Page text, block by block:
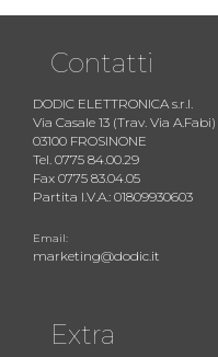
Contatti
DODIC ELETTRONICA s.r.l.
Via Casale 13 (Trav. Via A.Fabi)
03100 FROSINONE
Tel. 0775 84.00.29
Fax 0775 83.04.05
Partita I.V.A.: 01809930603
Email:
marketing@dodic.it
Extra